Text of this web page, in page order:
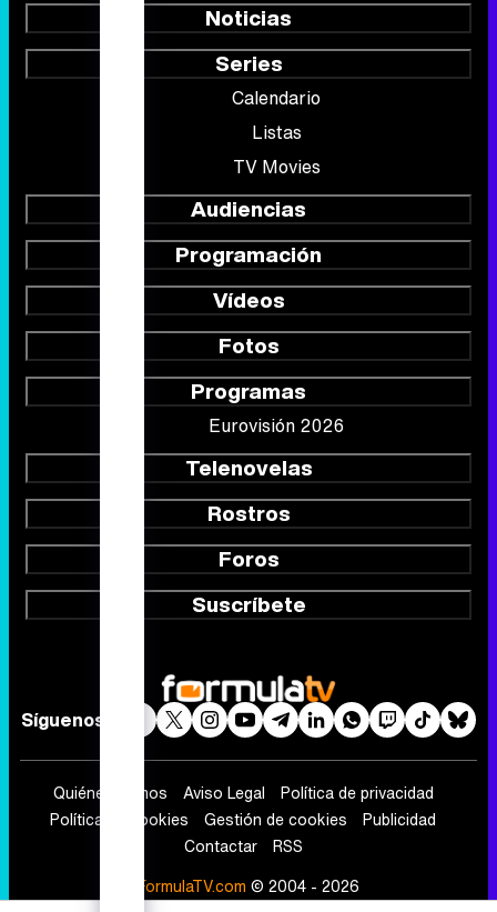
Noticias
Series
Calendario
Listas
TV Movies
Audiencias
Programación
Vídeos
Fotos
Programas
Eurovisión 2026
Telenovelas
Rostros
Foros
Suscríbete
Síguenos
Quiénes somos Aviso Legal
Política de privacidad
Política de cookies
Gestión de cookies
Publicidad
Contactar
RSS
FormulaTV.com © 2004 - 2026